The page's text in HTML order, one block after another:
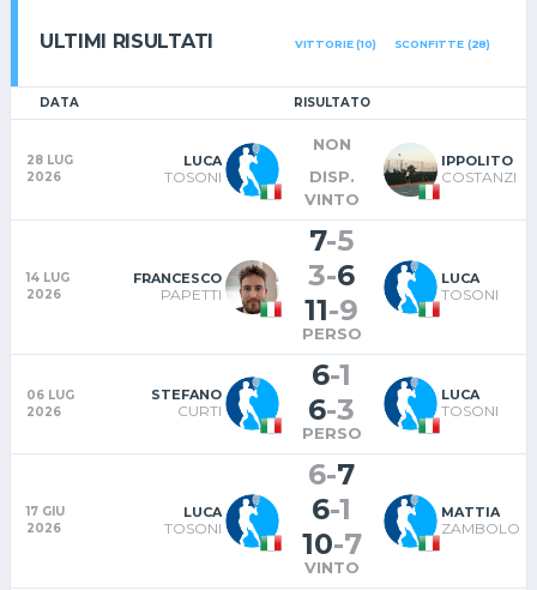
ULTIMI RISULTATI VITTORIE (10) SCONFITTE (28)
DATA RISULTATO
28 LUG
2026
LUCA
TOSONI
NON
DISP.
VINTO
IPPOLITO
COSTANZI
14 LUG
2026
FRANCESCO
PAPETTI
7-5
3-6
11-9
PERSO
LUCA
TOSONI
06 LUG
2026
STEFANO
CURTI
6-1
6-3
PERSO
LUCA
TOSONI
17 GIU
2026
LUCA
TOSONI
6-7
6-1
10-7
VINTO
MATTIA
ZAMBOLO